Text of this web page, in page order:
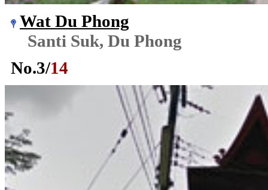
Wat Du Phong
Santi Suk, Du Phong
No.3/14